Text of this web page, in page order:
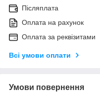
Післяплата
Оплата на рахунок
Оплата за реквізитами
Всі умови оплати
Умови повернення